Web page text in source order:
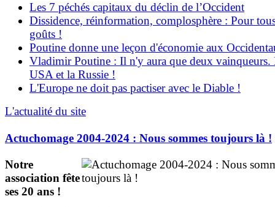
Les 7 péchés capitaux du déclin de l’Occident
Dissidence, réinformation, complosphère : Pour
goûts !
Poutine donne une leçon d'économie aux
Vladimir Poutine : Il n'y aura que deux vainqueurs.
USA et la Russie !
L'Europe ne doit pas pactiser avec le Diable !
L'actualité du site
Actuchomage 2004-2024 : Nous sommes toujours là !
Notre
association fête
ses 20 ans !